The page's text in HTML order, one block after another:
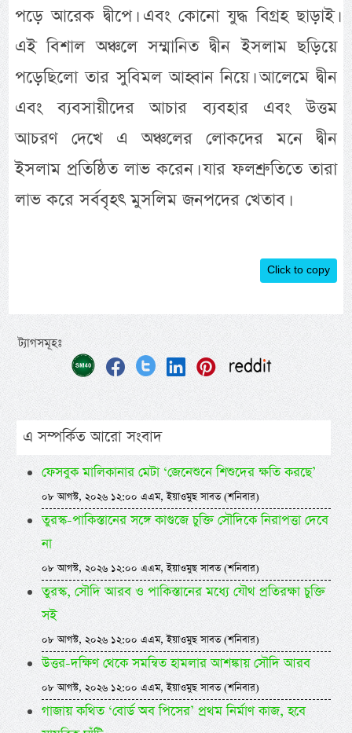
পড়ে আরেক দ্বীপে। এবং কোনো যুদ্ধ বিগ্রহ ছাড়াই।
এই বিশাল অঞ্চলে সম্মানিত দ্বীন ইসলাম ছড়িয়ে
পড়েছিলো তার সুবিমল আহ্বান নিয়ে। আলেমে দ্বীন
এবং ব্যবসায়ীদের আচার ব্যবহার এবং উত্তম
আচরণ দেখে এ অঞ্চলের লোকদের মনে দ্বীন
ইসলাম প্রতিষ্ঠিত লাভ করেন। যার ফলশ্রুতিতে তারা
লাভ করে সর্ববৃহৎ মুসলিম জনপদের খেতাব।
Click to copy
ট্যাগসমূহঃ
এ সম্পর্কিত আরো সংবাদ
ফেসবুক মালিকানার মেটা ‘জেনেশুনে শিশুদের ক্ষতি করছে’
০৮ আগস্ট, ২০২৬ ১২:০০ এএম, ইয়াওমুছ সাবত (শনিবার)
তুরস্ক-পাকিস্তানের সঙ্গে কাগুজে চুক্তি সৌদিকে নিরাপত্তা দেবে
না
০৮ আগস্ট, ২০২৬ ১২:০০ এএম, ইয়াওমুছ সাবত (শনিবার)
তুরস্ক, সৌদি আরব ও পাকিস্তানের মধ্যে যৌথ প্রতিরক্ষা চুক্তি
সই
০৮ আগস্ট, ২০২৬ ১২:০০ এএম, ইয়াওমুছ সাবত (শনিবার)
উত্তর-দক্ষিণ থেকে সমন্বিত হামলার আশঙ্কায় সৌদি আরব
০৮ আগস্ট, ২০২৬ ১২:০০ এএম, ইয়াওমুছ সাবত (শনিবার)
গাজায় কথিত ‘বোর্ড অব পিসের’ প্রথম নির্মাণ কাজ, হবে